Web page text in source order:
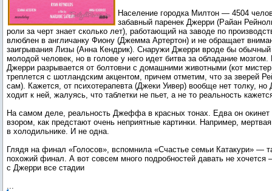
Население городка Милтон — 4504
забавный паренек Джерри (Райан
роли за черт знает сколько лет), работающий на заводе по
влюблен в англичанку Фиону (Джемма Артертон) и не обращает
заигрывания Лизы (Анна Кендрик). Снаружи Джерри вроде бы
молодой человек, но в голове у него идет битва за обладание
Джерри разрывается от болтовни с домашними животными (кот
треплется с шотландским акцентом, причем отметим, что за зверей
сам). Кажется, от психотерапевта (Джеки Уивер) вообще нет толку, но
ходит к ней, жалуясь, что таблетки не пьет, а не то реальность
На самом деле, реальность Джеффа в красных тонах. Едва он окинет
взором, как предстают очень неприятные картинки. Например,
в холодильнике. И не одна.
Глядя на финал «Голосов», вспомнила «Счастье семьи Катакури» —
похожий финал. А вот совсем много подробностей давать не хочется
...